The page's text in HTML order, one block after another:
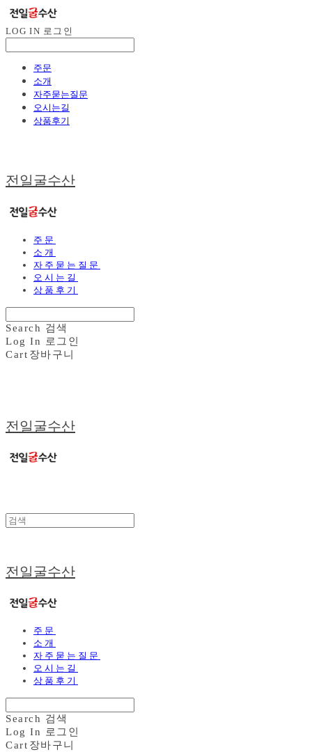
LOG IN 로그인
주문
소개
자주묻는질문
오시는길
상품후기
전일굴수산
주문
소개
자주묻는질문
오시는길
상품후기
Search 검색
Log In
로그인
Cart 장바구니
전일굴수산
전일굴수산
주문
소개
자주묻는질문
오시는길
상품후기
Search 검색
Log In 로그인
Cart 장바구니